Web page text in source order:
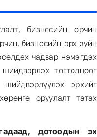
бизнесийн орчин
бизнесийн эрх зүйн
чадвар нэмэгдэх
тогтолцоог
эрхийг
оруулалт татах
дотоодын эх